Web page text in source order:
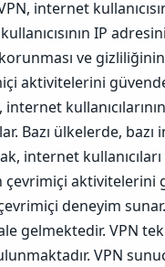
internet
IP
ve
aktivitelerini
internet
Bazı ülkelerde,
internet
çevrimiçi
deneyim
gelmektedir. VPN
VPN